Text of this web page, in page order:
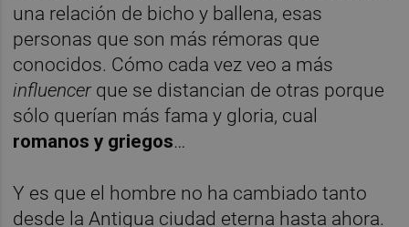
una relación de bicho y ballena, esas
personas que son más rémoras que
conocidos. Cómo cada vez veo a más
influencer que se distancian de otras porque
sólo querían más fama y gloria, cual
romanos y griegos…
Y es que el hombre no ha cambiado tanto
desde la Antigua ciudad eterna hasta ahora.